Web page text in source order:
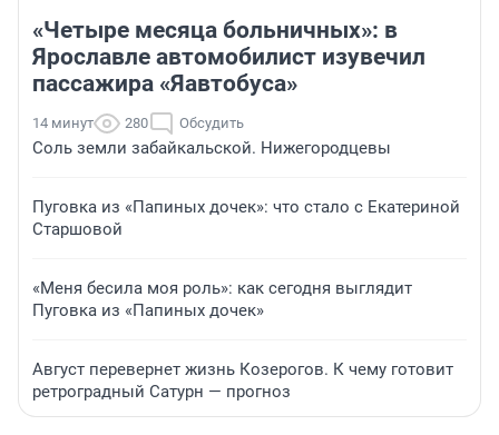
«Четыре месяца больничных»: в
Ярославле автомобилист изувечил
пассажира «Яавтобуса»
14 минут 280 Обсудить
Соль земли забайкальской. Нижегородцевы
Пуговка из «Папиных дочек»: что стало с Екатериной
Старшовой
«Меня бесила моя роль»: как сегодня выглядит
Пуговка из «Папиных дочек»
Август перевернет жизнь Козерогов. К чему готовит
ретроградный Сатурн — прогноз